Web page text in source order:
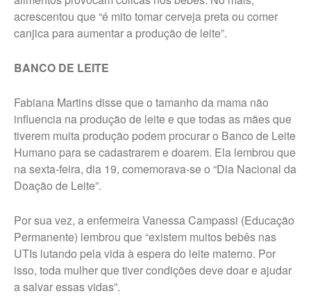
acrescentou que “é mito tomar cerveja preta ou comer
canjica para aumentar a produção de leite”.
BANCO DE LEITE
Fabiana Martins disse que o tamanho da mama não
influencia na produção de leite e que todas as mães que
tiverem muita produção podem procurar o Banco de Leite
Humano para se cadastrarem e doarem. Ela lembrou que
na sexta-feira, dia 19, comemorava-se o “Dia Nacional da
Doação de Leite”.
Por sua vez, a enfermeira Vanessa Campassi (Educação
Permanente) lembrou que “existem muitos bebês nas
UTIs lutando pela vida à espera do leite materno. Por
isso, toda mulher que tiver condições deve doar e ajudar
a salvar essas vidas”.